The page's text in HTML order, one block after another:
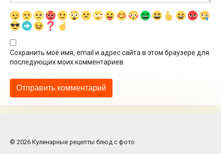
Сохранить моё имя, email и адрес сайта в этом браузере для
последующих моих комментариев.
© 2026 Кулинарные рецепты блюд с фото